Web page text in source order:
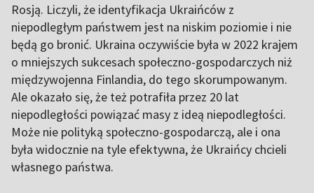
Rosją. Liczyli, że identyfikacja Ukraińców z
niepodległym państwem jest na niskim poziomie i nie
będą go bronić. Ukraina oczywiście była w 2022 krajem
o mniejszych sukcesach społeczno-gospodarczych niż
międzywojenna Finlandia, do tego skorumpowanym.
Ale okazało się, że też potrafiła przez 20 lat
niepodległości powiązać masy z ideą niepodległości.
Może nie polityką społeczno-gospodarczą, ale i ona
była widocznie na tyle efektywna, że Ukraińcy chcieli
własnego państwa.